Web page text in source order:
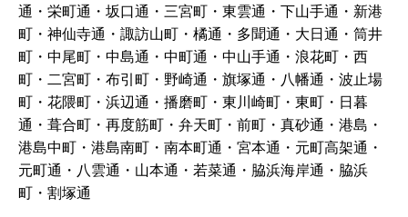
通・栄町通・坂口通・三宮町・東雲通・下山手通・新港
町・神仙寺通・諏訪山町・橘通・多聞通・大日通・筒井
町・中尾町・中島通・中町通・中山手通・浪花町・西
町・二宮町・布引町・野崎通・旗塚通・八幡通・波止場
町・花隈町・浜辺通・播磨町・東川崎町・東町・日暮
通・葺合町・再度筋町・弁天町・前町・真砂通・港島・
港島中町・港島南町・南本町通・宮本通・元町高架通・
元町通・八雲通・山本通・若菜通・脇浜海岸通・脇浜
町・割塚通